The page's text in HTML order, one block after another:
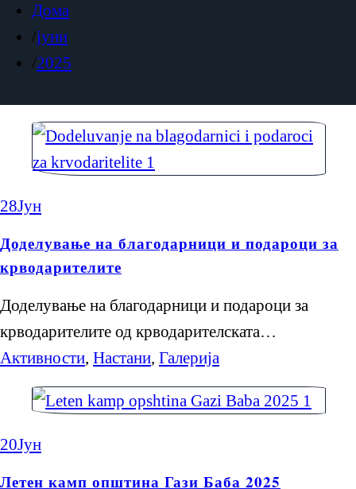
Дома
јуни
2025
28Јун
Доделување на благодарници и подароци за
крводарителите
Доделување на благодарници и подароци за
крводарителите од крводарителската…
Активности Настани Галерија
20Јун
Летен камп општина Гази Баба 2025